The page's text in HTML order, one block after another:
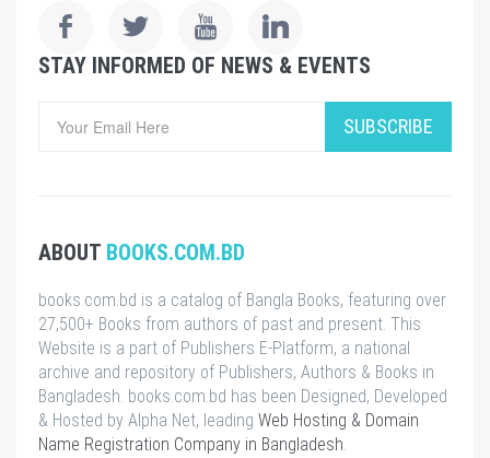
STAY INFORMED OF NEWS & EVENTS
SUBSCRIBE
ABOUT BOOKS.COM.BD
books.com.bd is a catalog of Bangla Books, featuring over
27,500+ Books from authors of past and present. This
Website is a part of Publishers E-Platform, a national
archive and repository of Publishers, Authors & Books in
Bangladesh. books.com.bd has been Designed, Developed
& Hosted by Alpha Net, leading Web Hosting & Domain
Name Registration Company in Bangladesh